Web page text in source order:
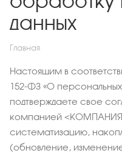
данных
Главная
Настоящим в
152-ФЗ «О персональных
подтверждаете свое
компанией
систематизацию,
(обновление,